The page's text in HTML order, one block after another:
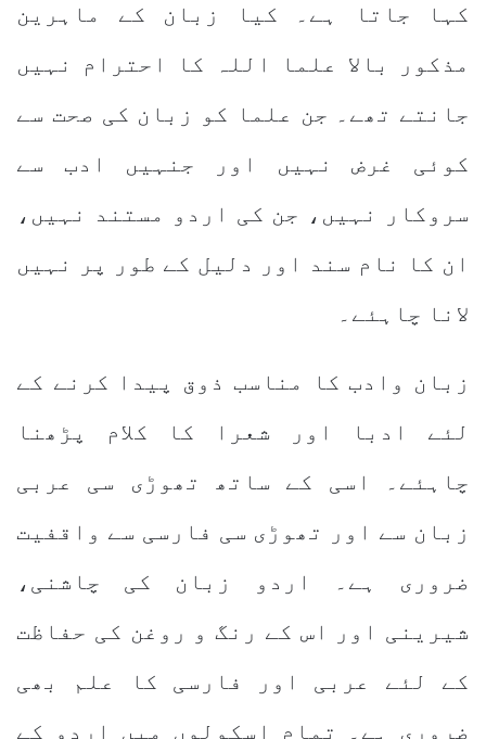
کہا جاتا ہے۔ کیا زبان کے ماہرین
مذکور بالا علما اللہ کا احترام نہیں
جانتے تھے۔ جن علما کو زبان کی صحت سے
کوئی غرض نہیں اور جنہیں ادب سے
سروکار نہیں، جن کی اردو مستند نہیں،
ان کا نام سند اور دلیل کے طور پر نہیں
لانا چاہئے۔
زبان وادب کا مناسب ذوق پیدا کرنے کے
لئے ادبا اور شعرا کا کلام پڑھنا
چاہئے۔ اسی کے ساتھ تھوڑی سی عربی
زبان سے اور تھوڑی سی فارسی سے واقفیت
ضروری ہے۔ اردو زبان کی چاشنی،
شیرینی اور اس کے رنگ و روغن کی حفاظت
کے لئے عربی اور فارسی کا علم بھی
ضروری ہے۔ تمام اسکولوں میں اردو کے